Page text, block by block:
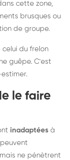
cette zone,
brusques ou
de groupe.
du frelon
guêpe. C'est
le faire
inadaptées à
ne pénètrent